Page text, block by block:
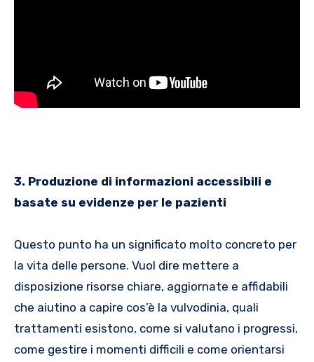
3. Produzione di informazioni accessibili e
basate su evidenze per le pazienti
Questo punto ha un significato molto concreto per
la vita delle persone. Vuol dire mettere a
disposizione risorse chiare, aggiornate e affidabili
che aiutino a capire cos’è la vulvodinia, quali
trattamenti esistono, come si valutano i progressi,
come gestire i momenti difficili e come orientarsi